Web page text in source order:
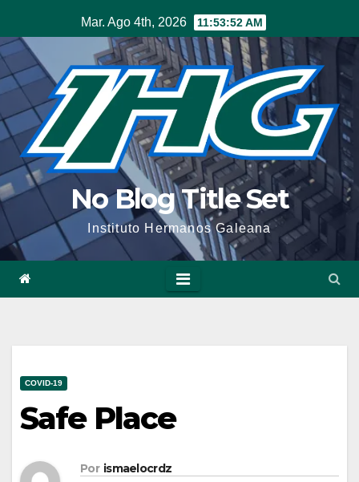
Mar. Ago 4th, 2026 11:53:52 AM
No Blog Title Set
Instituto Hermanos Galeana
COVID-19
Safe Place
Por ismaelocrdz